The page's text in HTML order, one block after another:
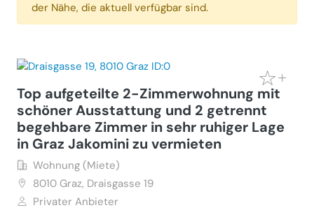
der Nähe, die aktuell verfügbar sind.
Top aufgeteilte 2-Zimmerwohnung mit
schöner Ausstattung und 2 getrennt
begehbare Zimmer in sehr ruhiger Lage
in Graz Jakomini zu vermieten
Wohnung (Miete)
8010 Graz, Draisgasse 19
Privater Anbieter